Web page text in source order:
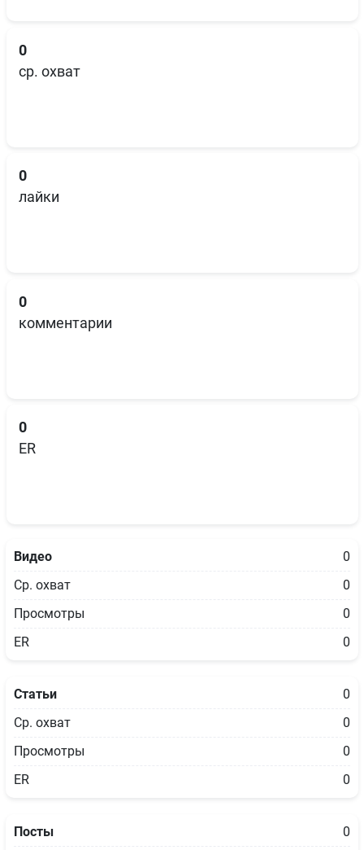
0
ср. охват
0
лайки
0
комментарии
0
ER
Видео
0
Ср. охват
0
Просмотры
0
ER
0
Статьи
0
Ср. охват
0
Просмотры
0
ER
0
Посты 0